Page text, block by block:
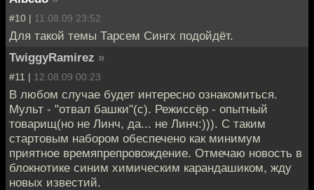
#10 | 11.08.09 23:52
Для такой темы Тарсем Сингх подойдёт.
TwiggyRamirez »
#11 | 12.08.09 00:23
В любом случае будет интересно ознакомиться.
Мульт - "отвал башки"(с). Режиссёр - опытный
товарищ(но не Линч, да... не Линч:))). С таким
стартовым набором обеспечено как минимум
приятное времяпрепровождение. Отмечаю новость в
блокнотике синим химическим карандашиком, жду
новых известий.